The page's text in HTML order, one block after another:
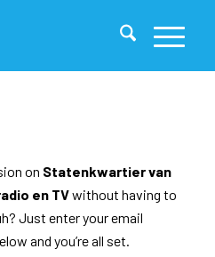
on Statenkwartier van
en TVwithout having to
Just enter your email
and you’re all set.